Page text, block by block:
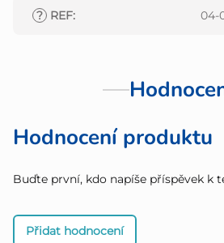
? REF: 04-
Hodnocení produktu
Buďte první, kdo napíše příspěvek k
Přidat hodnocení